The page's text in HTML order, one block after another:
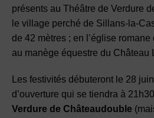
présents au Théâtre de Verdure
le village perché de Sillans-la-
de 42 mètres ; en l’église
au manège équestre du Château
Les festivités débuteront le 28
d’ouverture qui se tiendra à
Verdure de Châteaudouble